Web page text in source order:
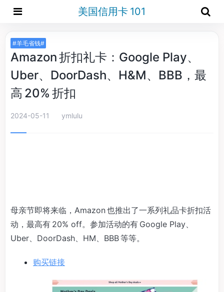
美国信用卡 101
#羊毛省钱#
Amazon 折扣礼卡：Google Play、
Uber、DoorDash、H&M、BBB，最
高 20% 折扣
2024-05-11 ymlulu
母亲节即将来临，Amazon 也推出了一系列礼品卡折扣活
动，最高有 20% off。参加活动的有 Google Play、
Uber、DoorDash、HM、BBB 等等。
购买链接